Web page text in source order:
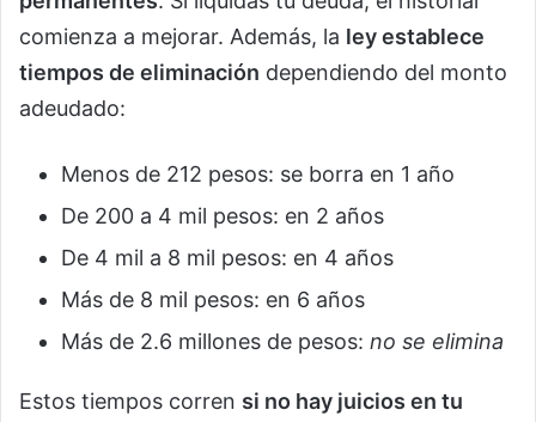
comienza a mejorar. Además, la ley establece
tiempos de eliminación dependiendo del monto
adeudado:
Menos de 212 pesos: se borra en 1 año
De 200 a 4 mil pesos: en 2 años
De 4 mil a 8 mil pesos: en 4 años
Más de 8 mil pesos: en 6 años
Más de 2.6 millones de pesos: no se elimina
Estos tiempos corren si no hay juicios en tu